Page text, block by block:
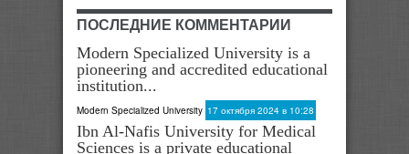
ПОСЛЕДНИЕ КОММЕНТАРИИ
Modern Specialized University is a
pioneering and accredited educational
institution...
Modern Specialized University 17 октября 2024 в 10:28
Ibn Al-Nafis University for Medical
Sciences is a private educational